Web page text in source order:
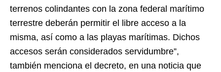
terrenos colindantes con la zona federal marítimo
terrestre deberán permitir el libre acceso a la
misma, así como a las playas marítimas. Dichos
accesos serán considerados servidumbre”,
también menciona el decreto, en una noticia que